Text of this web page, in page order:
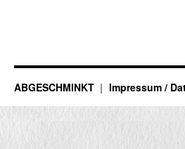
ABGESCHMINKT Impressum /